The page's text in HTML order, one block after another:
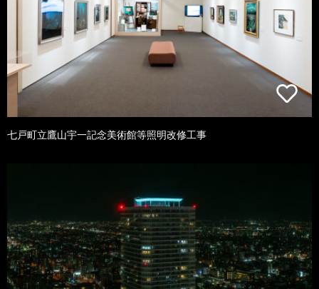
七戸町立鷹山宇一記念美術館等照明改修工事